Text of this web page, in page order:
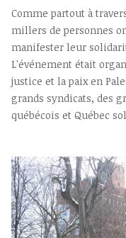
Comme partout à
millers de personnes
manifester leur
L'événement était
justice et la paix en
grands syndicats, des
québécois et Québec